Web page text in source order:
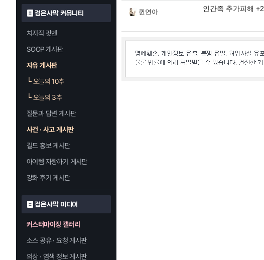
검은사막 커뮤니티
치지직 팟벤
SOOP 게시판
자유 게시판
└오늘의 10추
└오늘의 3추
질문과 답변 게시판
사건 · 사고 게시판
길드 홍보 게시판
아이템 자랑하기 게시판
강화 후기 게시판
검은사막 미디어
커스터마이징 갤러리
소스 공유 · 요청 게시판
의상 · 염색 정보 게시판
퀸연아 인간족 추가피해 +2